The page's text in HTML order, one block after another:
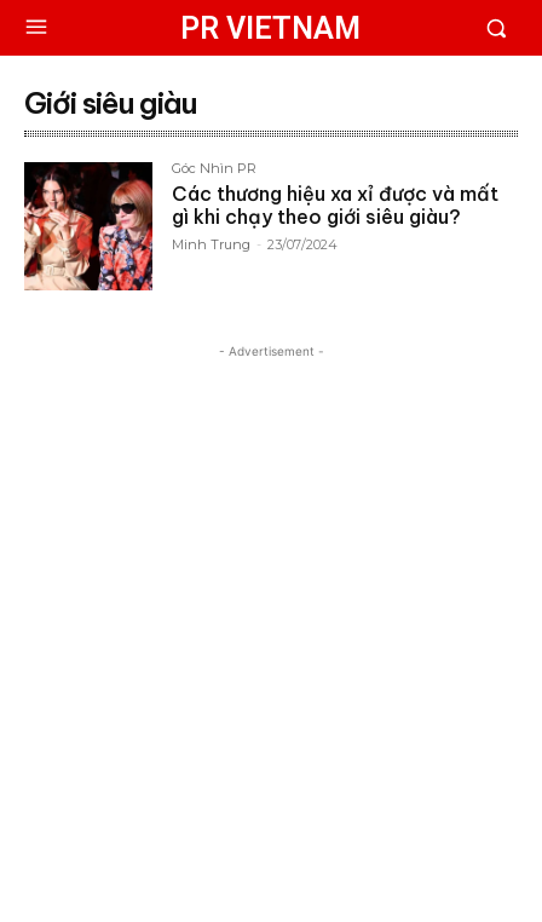
PR VIETNAM
Giới siêu giàu
Góc Nhìn PR
Các thương hiệu xa xỉ được và mất
gì khi chạy theo giới siêu giàu?
Minh Trung - 23/07/2024
- Advertisement -